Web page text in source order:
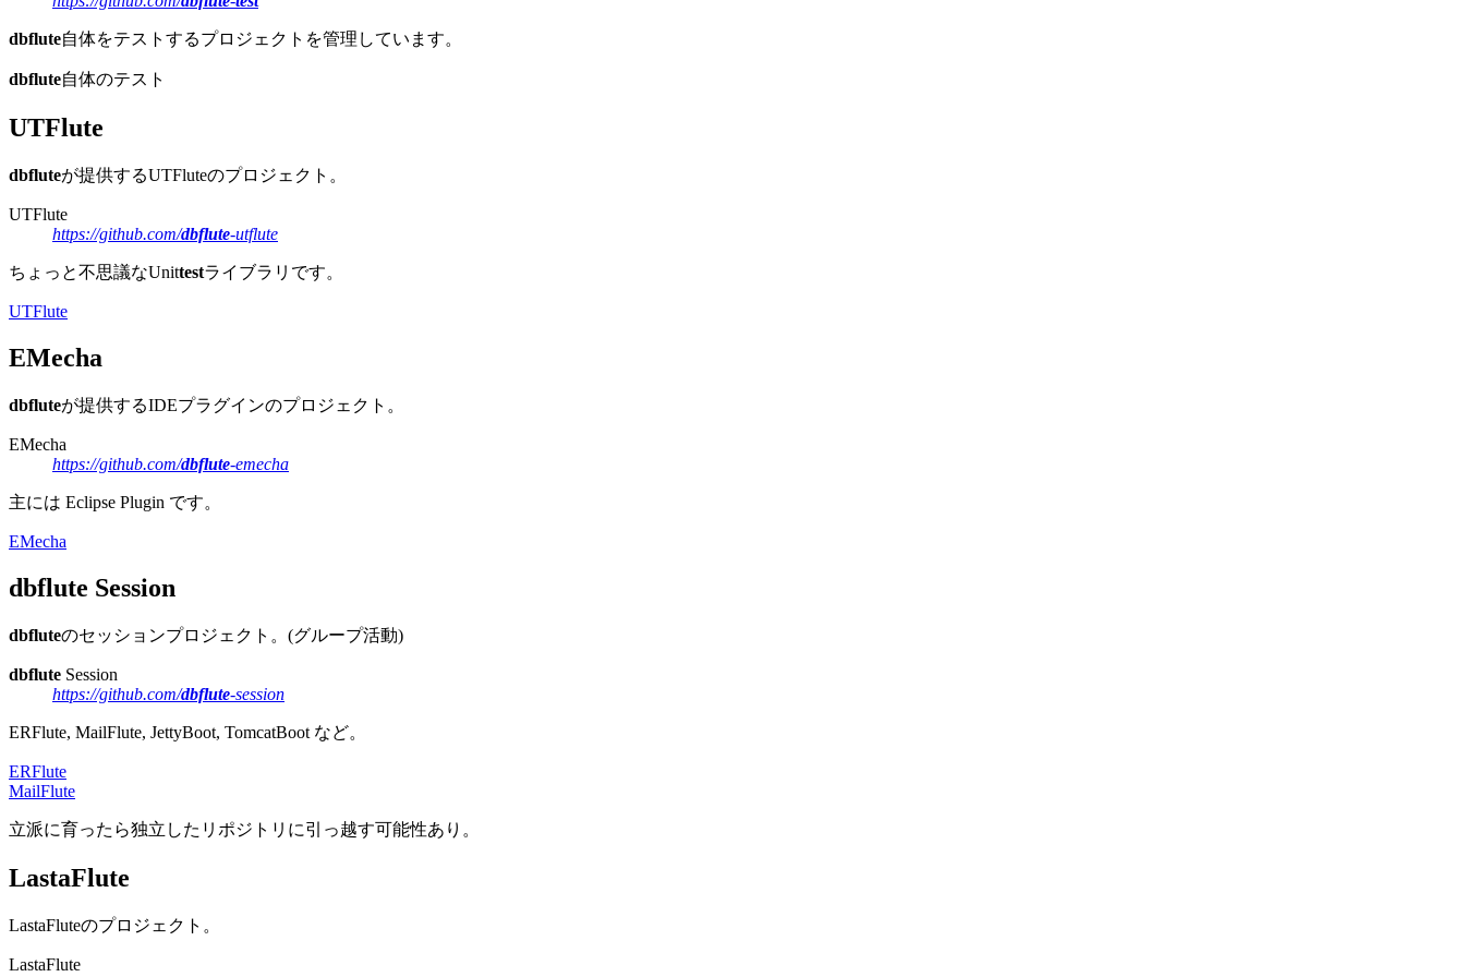
dbflute自体をテストするプロジェクトを管理しています。
dbflute自体のテスト
UTFlute
dbfluteが提供するUTFluteのプロジェクト。
UTFlute
https://github.com/dbflute-utflute
ちょっと不思議なUnittestライブラリです。
UTFlute
EMecha
dbfluteが提供するIDEプラグインのプロジェクト。
EMecha
https://github.com/dbflute-emecha
主には Eclipse Plugin です。
EMecha
dbflute Session
dbfluteのセッションプロジェクト。 (グループ活動)
dbflute Session
https://github.com/dbflute-session
ERFlute, MailFlute, JettyBoot, TomcatBoot など。
ERFlute
MailFlute
立派に育ったら独立したリポジトリに引っ越す可能性あり。
LastaFlute
LastaFluteのプロジェクト。
LastaFlute